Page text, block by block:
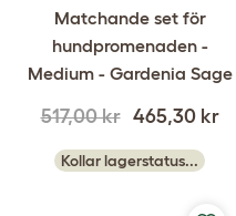
Matchande set för
hundpromenaden -
Medium - Gardenia Sage
517,00 kr 465,30 kr
Kollar lagerstatus...